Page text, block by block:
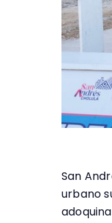
San
urbano